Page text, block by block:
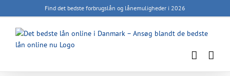
to
content
Find det bedste forbrugslån og lånemuligheder i 2026